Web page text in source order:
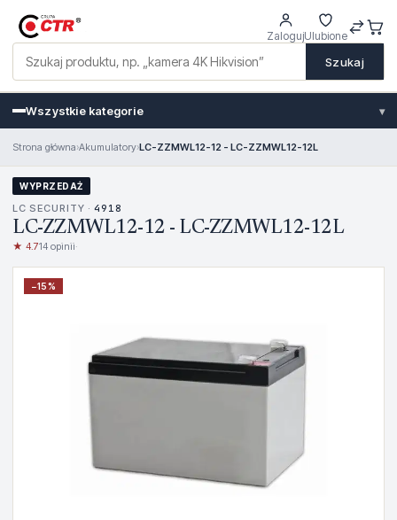
Szukaj
ZalogujUlubione
Wszystkie kategorie ▾
Strona główna›Akumulatory›LC-ZZMWL12-12 - LC-ZZMWL12-12L
WYPRZEDAŻ
LC SECURITY · 4918
LC-ZZMWL12-12 - LC-ZZMWL12-12L
★ 4.714 opinii·
−15%